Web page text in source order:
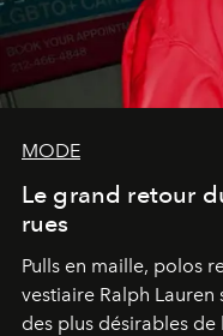
MODE
Le grand retour
rues
Pulls en maille, polos
vestiaire Ralph
des plus désirables de